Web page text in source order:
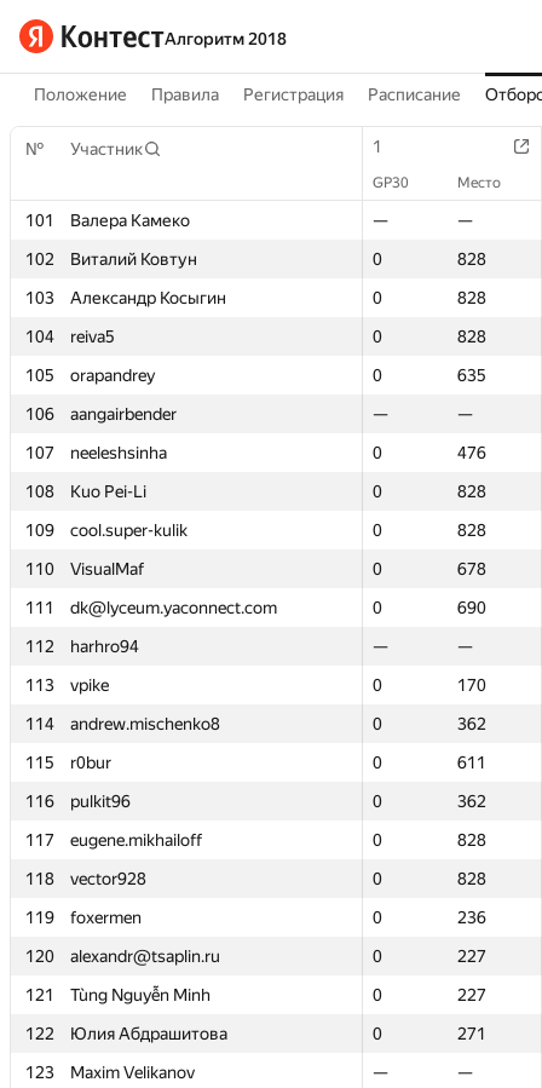
Алгоритм 2018
Положение Правила Регистрация Расписание
№ Участник 1
GP30 Место
101 Валера Камеко —
—
102
Виталий Ковтун 0
828
103
Александр Косыгин 0
828
104
reiva5 0
828
105
orapandrey 0
635
106
aangairbender —
—
107
neeleshsinha 0
476
108
Kuo Pei-Li 0
828
109
cool.super-kulik 0
828
110
VisualMaf 0
678
111
dk@lyceum.yaconnect.com 0
690
112
harhro94 —
—
113
vpike 0
170
114
andrew.mischenko8 0
362
115
r0bur 0
611
116
pulkit96 0
362
117
eugene.mikhailoff 0
828
118
vector928 0
828
119
foxermen 0
236
120
alexandr@tsaplin.ru 0
227
121
Tùng Nguyễn Minh 0
227
122
Юлия Абдрашитова 0
271
123
Maxim Velikanov —
—
№ Участник 1
GP30 Место
101 Валера Камеко —
—
102
Виталий Ковтун 0
828
103
Александр Косыгин 0
828
104
reiva5 0
828
105
orapandrey 0
635
106
aangairbender —
—
107
neeleshsinha 0
476
108
Kuo Pei-Li 0
828
109
cool.super-kulik 0
828
110
VisualMaf 0
678
111
dk@lyceum.yaconnect.com 0
690
112
harhro94 —
—
113
vpike 0
170
114
andrew.mischenko8 0
362
115
r0bur 0
611
116
pulkit96 0
362
117
eugene.mikhailoff 0
828
118
vector928 0
828
119
foxermen 0
236
120
alexandr@tsaplin.ru 0
227
121
Tùng Nguyễn Minh 0
227
122
Юлия Абдрашитова 0
271
123
Maxim Velikanov —
—